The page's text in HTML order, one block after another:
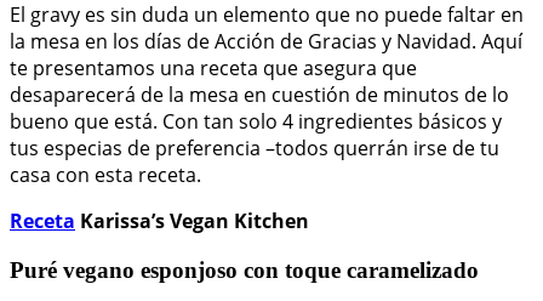
El gravy es sin duda un elemento que no puede faltar en
la mesa en los días de Acción de Gracias y Navidad. Aquí
te presentamos una receta que asegura que
desaparecerá de la mesa en cuestión de minutos de lo
bueno que está. Con tan solo 4 ingredientes básicos y
tus especias de preferencia –todos querrán irse de tu
casa con esta receta.
Receta Karissa’s Vegan Kitchen
Puré vegano esponjoso con toque caramelizado